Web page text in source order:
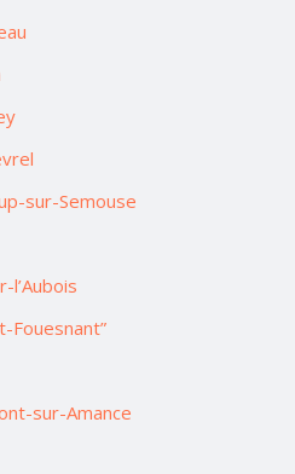
sur-Semouse
l’Aubois
Fouesnant”
sur-Amance